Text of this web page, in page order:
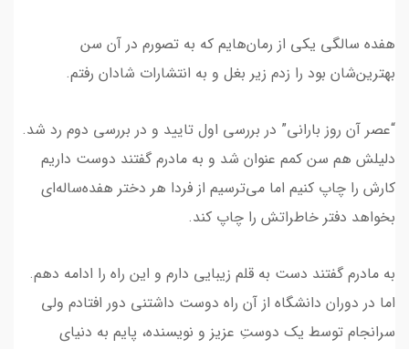
هفده سالگی یکی از رمان‌هایم که به تصورم در آن سن
بهترین‌شان بود را زدم زیر بغل و به انتشارات شادان رفتم.
“عصر آن روز بارانی” در بررسی اول تایید و در بررسی دوم رد شد.
دلیلش هم سن کمم عنوان شد و به مادرم گفتند دوست داریم
کارش را چاپ کنیم اما می‌ترسیم از فردا هر دختر هفده‌ساله‌ای
بخواهد دفتر خاطراتش را چاپ کند.
به مادرم گفتند دست به قلم زیبایی دارم و این راه را ادامه دهم.
اما در دوران دانشگاه از آن راه دوست داشتنی دور افتادم ولی
سرانجام توسط یک دوستِ عزیز و نویسنده، پایم به دنیای